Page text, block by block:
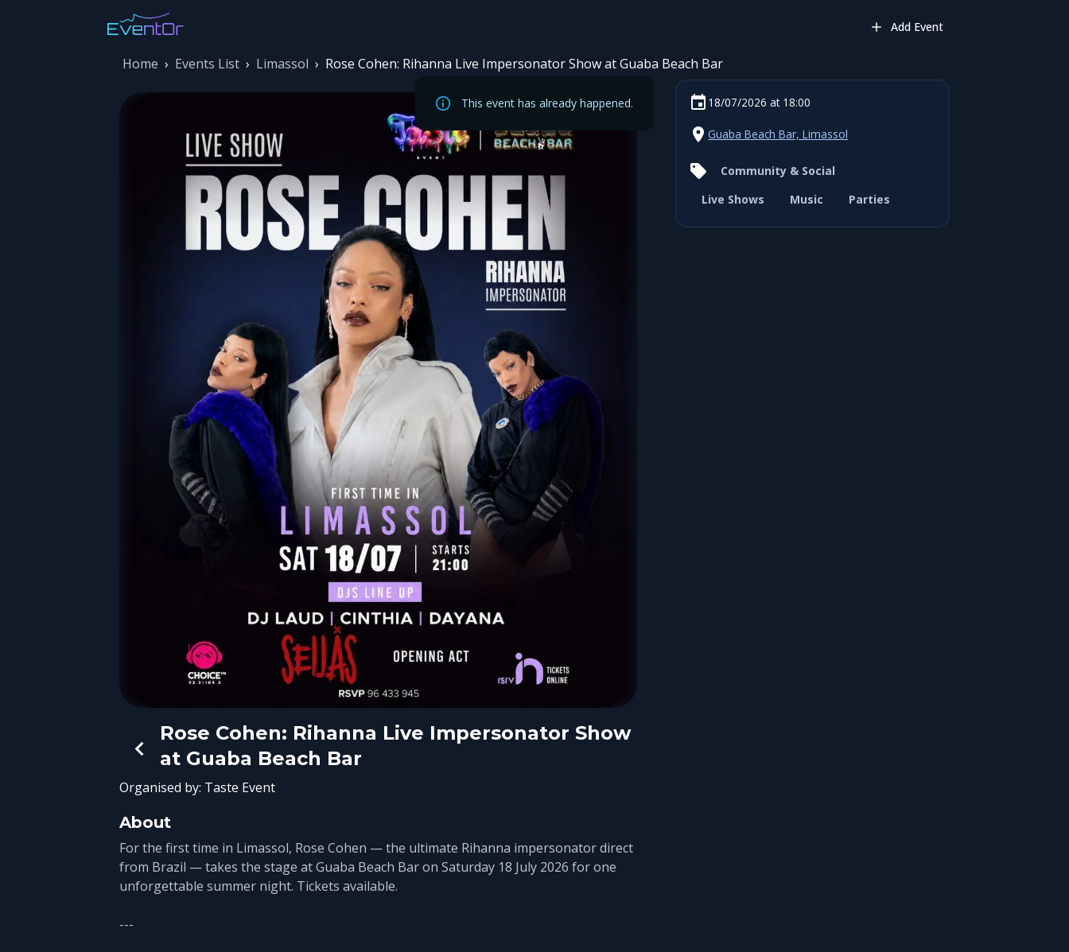
Add Event
This event has already happened.
Home › Events List › Limassol › Rose Cohen: Rihanna Live Impersonator Show at Guaba Beach Bar
Rose Cohen: Rihanna Live Impersonator Show
at Guaba Beach Bar
Organised by: Taste Event
18/07/2026 at 18:00
Guaba Beach Bar, Limassol
Community & Social
Live Shows
Music Parties
About
For the first time in Limassol, Rose Cohen — the ultimate Rihanna impersonator direct
from Brazil — takes the stage at Guaba Beach Bar on Saturday 18 July 2026 for one
unforgettable summer night. Tickets available.
---